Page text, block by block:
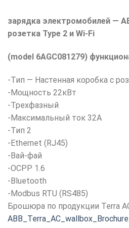
зарядка электромобилей —
розетка Type 2 и Wi-Fi
(model 6AGC081279)
-Тип — Настенная коробка с
-Мощность 22кВт
-Трехфазный
-Максимальный ток 32А
-Тип 2
-Ethernet (RJ45)
-Вай-фай
-OCPP 1.6
-Bluetooth
-Modbus RTU (RS485)
Брошюра по продукции Terra